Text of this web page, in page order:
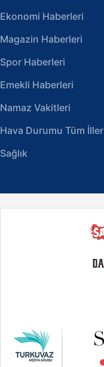
Ekonomi Haberleri
Magazin Haberleri
Spor Haberleri
Emekli Haberleri
Namaz Vakitleri
Hava Durumu Tüm İller
Sağlık